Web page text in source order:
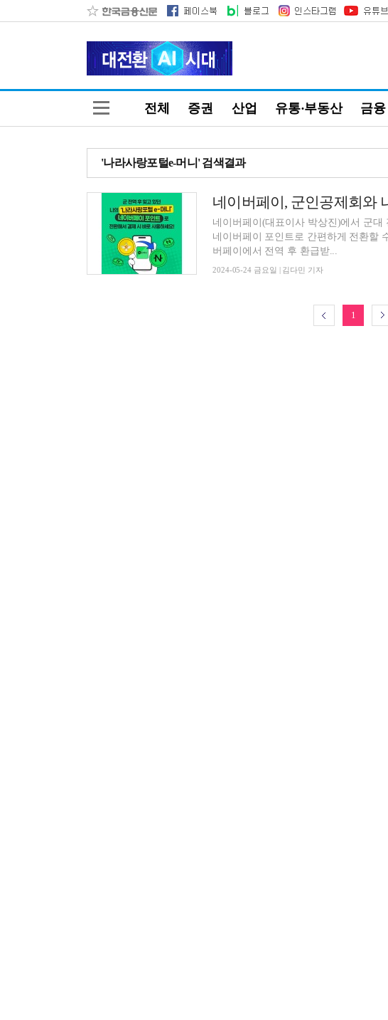
전체 증권 산업 유통·부동산 금융
'나라사랑포털e-머니' 검색결과
네이버페이(대표이사 박상진)에서 군
네이버페이 포인트로 간편하게 전환할
버페이에서 전역 후 환급받...
2024-05-24 금요일 | 김다민 기자
1